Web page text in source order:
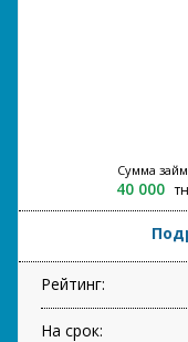
Сумма
40 000
Рейтинг:
На срок: